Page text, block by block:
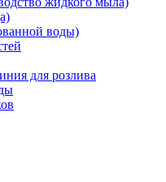
воды)
для розлива